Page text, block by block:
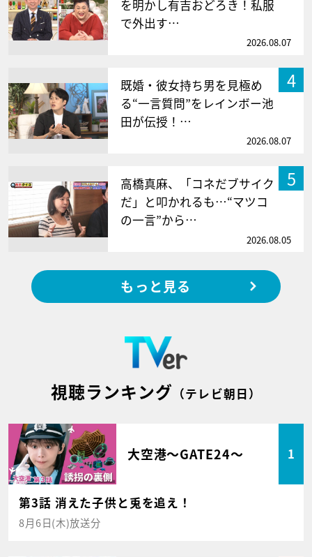
を明かし有吉おどろき！私服
で外出す…
2026.08.07
4
既婚・彼女持ち男を見極め
る“一言質問”をレインボー池
田が伝授！…
2026.08.07
5
高橋真麻、「コネだブサイク
だ」と叩かれるも…“マツコ
の一言”から…
2026.08.05
もっと見る
視聴ランキング （テレビ朝日）
大空港～GATE24～ 1
第3話 消えた子供と兎を追え！
8月6日(木)放送分